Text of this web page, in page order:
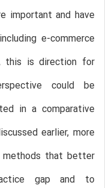
important and have
e-commerce
this is direction for
could be
in a comparative
earlier, more
that better
gap and to